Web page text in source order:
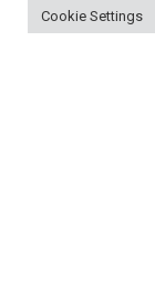
Cookie Settings